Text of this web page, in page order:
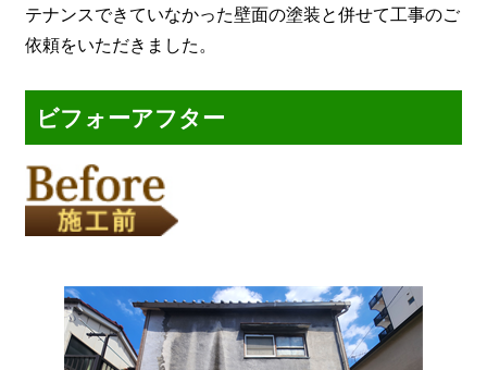
テナンスできていなかった壁面の塗装と併せて工事のご
依頼をいただきました。
ビフォーアフター